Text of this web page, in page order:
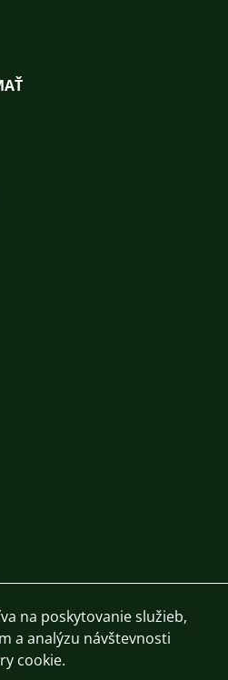
na poskytovanie služieb,
a analýzu návštevnosti
cookie.